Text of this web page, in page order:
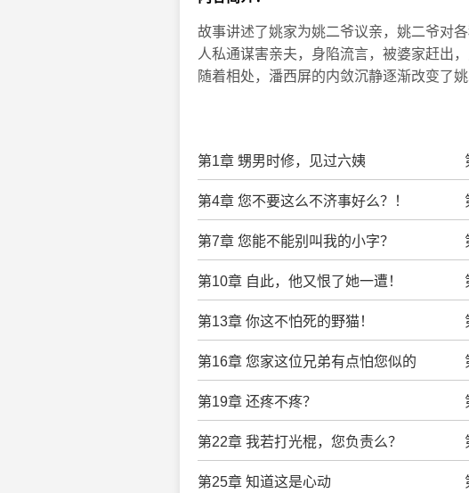
故事讲述了姚家为姚二爷议亲，姚二爷对
人私通谋害亲夫，身陷流言，被婆家赶出
随着相处，潘西屏的内敛沉静逐渐改变了
第1章 甥男时修，见过六姨
第4章 您不要这么不济事好么？！
第7章 您能不能别叫我的小字？
第10章 自此，他又恨了她一遭！
第13章 你这不怕死的野猫！
第16章 您家这位兄弟有点怕您似的
第19章 还疼不疼？
第22章 我若打光棍，您负责么？
第25章 知道这是心动